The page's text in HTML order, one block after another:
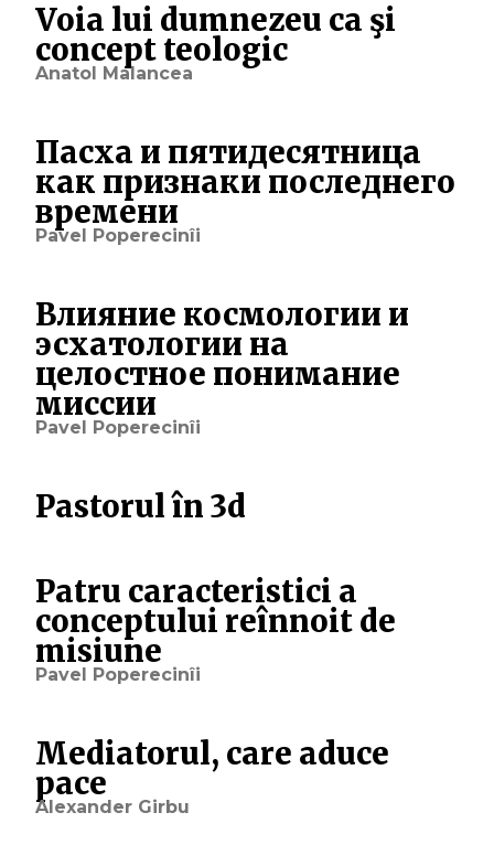
Voia lui dumnezeu ca şi
concept teologic
Anatol Malancea
Пасха и пятидесятница
как признаки последнего
времени
Pavel Poperecinîi
Влияние космологии и
эсхатологии на
целостное понимание
миссии
Pavel Poperecinîi
Pastorul în 3d
Patru caracteristici a
conceptului reînnoit de
misiune
Pavel Poperecinîi
Mediatorul, care aduce
pace
Alexander Girbu